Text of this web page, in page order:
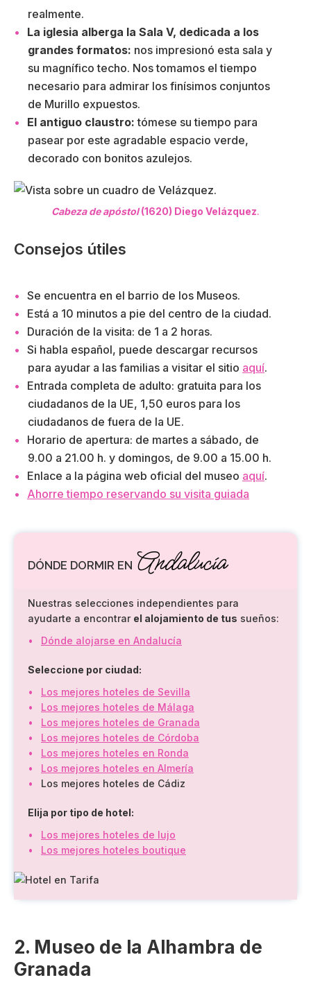
realmente.
La iglesia alberga la Sala V, dedicada a los
grandes formatos: nos impresionó esta sala y
su magnífico techo. Nos tomamos el tiempo
necesario para admirar los finísimos conjuntos
de Murillo expuestos.
El antiguo claustro: tómese su tiempo para
pasear por este agradable espacio verde,
decorado con bonitos azulejos.
Cabeza de apóstol(1620) Diego Velázquez.
Consejos útiles
Se encuentra en el barrio de los Museos.
Está a 10 minutos a pie del centro de la ciudad.
Duración de la visita: de 1 a 2 horas.
Si habla español, puede descargar recursos
para ayudar a las familias a visitar el sitio aquí.
Entrada completa de adulto: gratuita para los
ciudadanos de la UE, 1,50 euros para los
ciudadanos de fuera de la UE.
Horario de apertura: de martes a sábado, de
9.00 a 21.00 h. y domingos, de 9.00 a 15.00 h.
Enlace a la página web oficial del museo aquí.
Ahorre tiempo reservando su visita guiada
DÓNDE DORMIR EN Andalucía
Nuestras selecciones independientes para
ayudarte a encontrar el alojamiento de tus sueños:
Dónde alojarse en Andalucía
Seleccione por ciudad:
Los mejores hoteles de Sevilla
Los mejores hoteles de Málaga
Los mejores hoteles de Granada
Los mejores hoteles de Córdoba
Los mejores hoteles en Ronda
Los mejores hoteles en Almería
Los mejores hoteles de Cádiz
Elija por tipo de hotel:
Los mejores hoteles de lujo
Los mejores hoteles boutique
2. Museo de la Alhambra de
Granada